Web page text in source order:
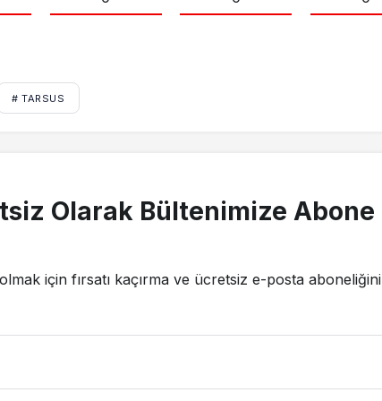
# TARSUS
Olarak Bültenimize Abone
için fırsatı kaçırma ve ücretsiz e-posta aboneliğini